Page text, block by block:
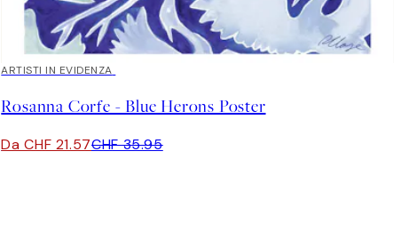
40%*
ARTISTI IN EVIDENZA
Rosanna Corfe - Blue Herons Poster
Da CHF 21.57CHF 35.95